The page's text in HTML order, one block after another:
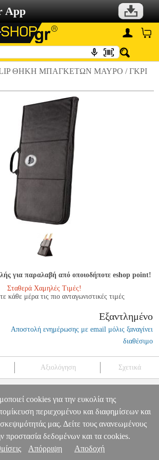
App
ΘΗΚΗ ΜΠΑΓΚΕΤΩΝ ΜΑΥΡΟ / ΓΚΡΙ
για παραλαβή από οποιοδήποτε eshop point!
Σταθερά Χαμηλές Τιμές!
κάθε μέρα τις πιο ανταγωνιστικές τιμές
Εξαντλημένο
Αποστολή ενημέρωσης με email μόλις ξαναγίνει
διαθέσιμο
Αξιολόγηση Σχετικά
SABIAN SABIAN ΑΞΕΣΟΥΑΡ
STICK FLIP ΘΗΚΗ ΜΠΑΓΚΕΤΩΝ
ΜΑΥΡΟ / ΓΚΡΙ
0
>
cookies για την ευκολία της
περιεχομένου και διαφημίσεων και
μας. Δείτε τους ανανεωμένους
προστασία δεδομένων και τα cookies.
Απόρριψη Αποδοχή